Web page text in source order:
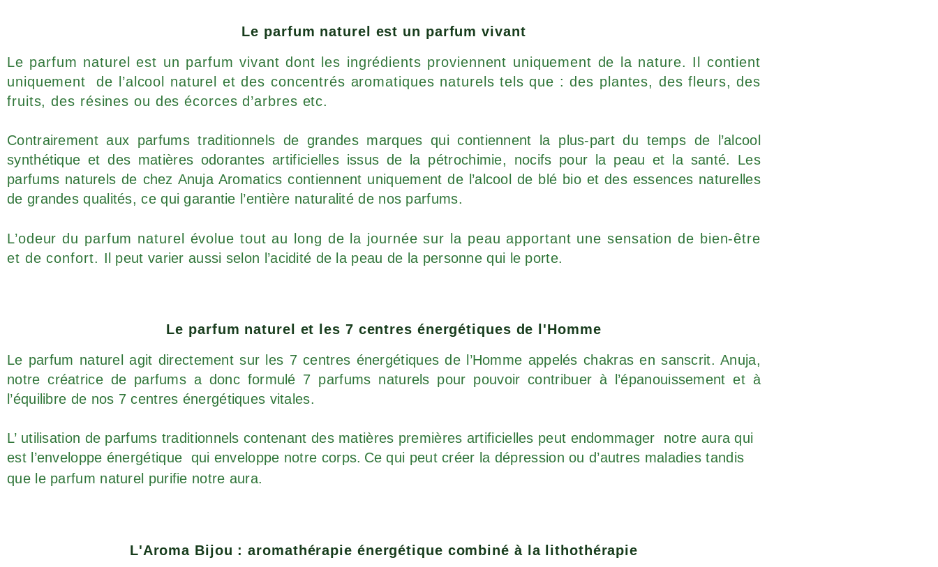
Le parfum naturel est un parfum vivant
Le parfum naturel est un parfum vivant dont les ingrédients proviennent uniquement de la nature. Il contient
uniquement de l’alcool naturel et des concentrés aromatiques naturels tels que : des plantes, des fleurs, des
fruits, des résines ou des écorces d’arbres etc.
Contrairement aux parfums traditionnels de grandes marques qui contiennent la plus-part du temps de l’alcool
synthétique et des matières odorantes artificielles issus de la pétrochimie, nocifs pour la peau et la santé. Les
parfums naturels de chez Anuja Aromatics contiennent uniquement de l’alcool de blé bio et des essences naturelles
de grandes qualités, ce qui garantie l’entière naturalité de nos parfums.
L’odeur du parfum naturel évolue tout au long de la journée sur la peau apportant une sensation de bien-être
et de confort. Il peut varier aussi selon l’acidité de la peau de la personne qui le porte.
Le parfum naturel et les 7 centres énergétiques de l'Homme
Le parfum naturel agit directement sur les 7 centres énergétiques de l’Homme appelés chakras en sanscrit. Anuja,
notre créatrice de parfums a donc formulé 7 parfums naturels pour pouvoir contribuer à l’épanouissement et à
l’équilibre de nos 7 centres énergétiques vitales.
L’ utilisation de parfums traditionnels contenant des matières premières artificielles peut endommager notre aura qui
est l’enveloppe énergétique qui enveloppe notre corps. Ce qui peut créer la dépression ou d’autres maladies tandis
que le parfum naturel purifie notre aura.
L'Aroma Bijou : aromathérapie énergétique combiné à la lithothérapie